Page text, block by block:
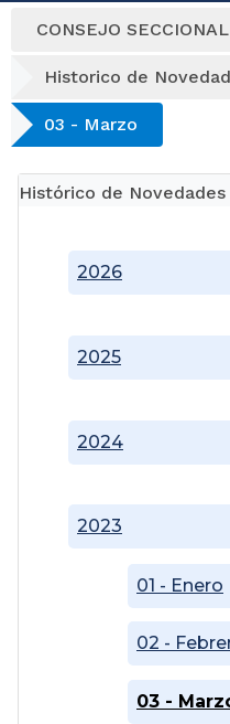
CONSEJO
Historico de
03 - Marzo
Histórico de Novedades
2023
01 - Enero
02 -
03 -
2024
2025
2026